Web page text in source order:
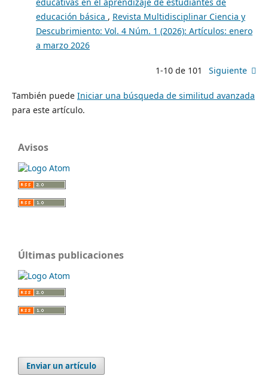
educación básica , Revista Multidisciplinar Ciencia y
Descubrimiento: Vol. 4 Núm. 1 (2026): Artículos: enero
a marzo 2026
1-10 de 101 Siguiente
También puede Iniciar una búsqueda de similitud avanzada
para este artículo.
Avisos
Últimas publicaciones
Enviar un artículo